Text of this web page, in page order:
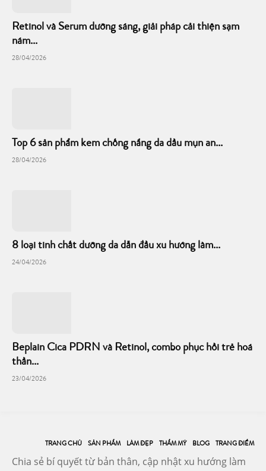
Retinol và Serum dưỡng sáng, giải pháp cải thiện sạm
nám...
28/04/2026
Top 6 sản phẩm kem chống nắng da dầu mụn an...
28/04/2026
8 loại tinh chất dưỡng da dẫn đầu xu hướng làm...
24/04/2026
Beplain Cica PDRN và Retinol, combo phục hồi trẻ hoá
thần...
23/04/2026
TRANG CHỦ SẢN PHẨM LÀM ĐẸP THẨM MỸ BLOG TRANG ĐIỂM
Chia sẻ bí quyết từ bản thân, cập nhật xu hướng làm